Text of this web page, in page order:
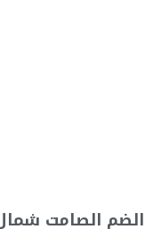
الضم الصامت